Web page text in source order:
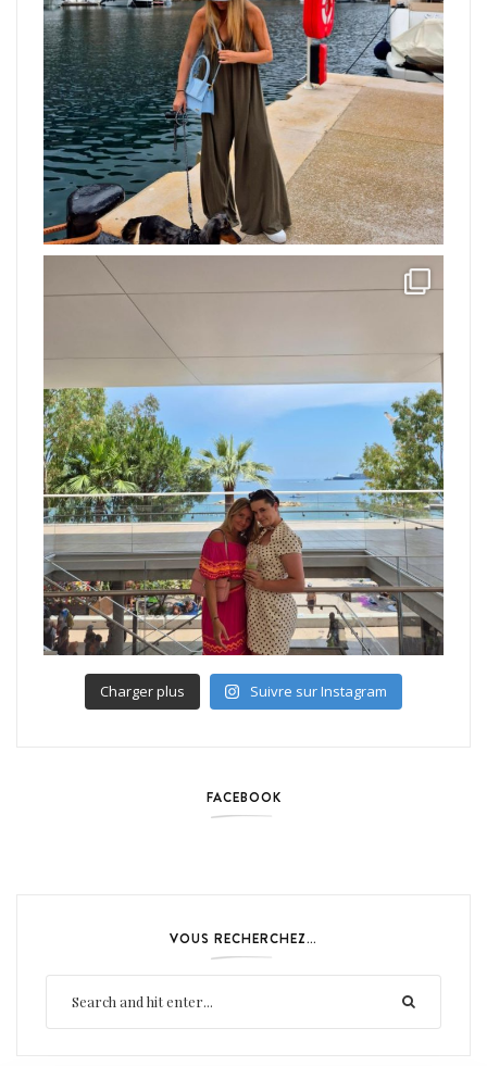
Charger plus Suivre sur Instagram
FACEBOOK
VOUS RECHERCHEZ…